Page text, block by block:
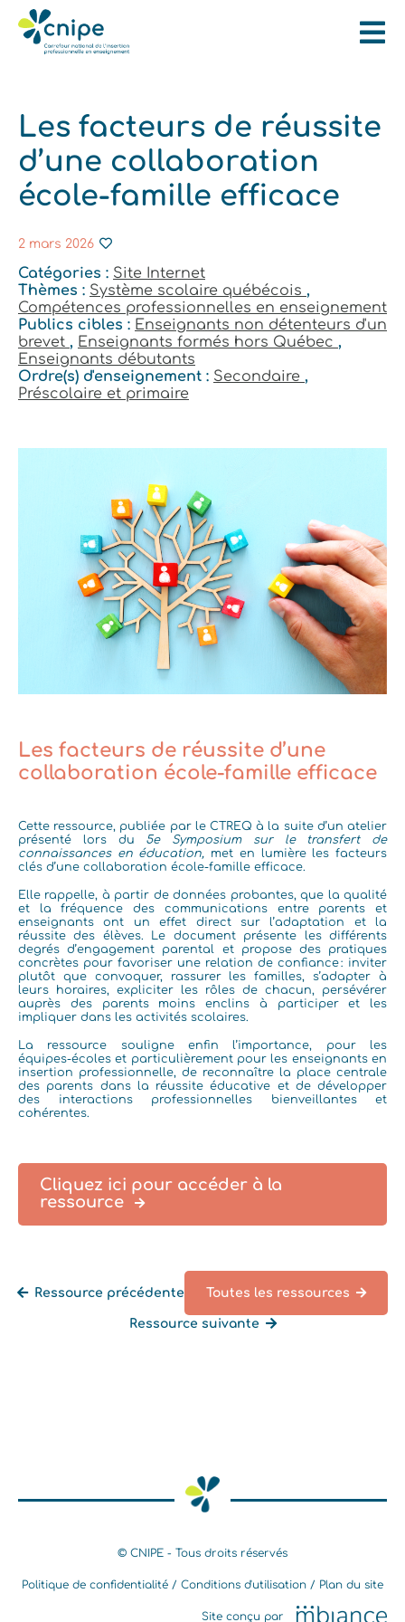
Les facteurs de réussite
d’une collaboration
école‑famille efficace
2 mars 2026
Catégories : Site Internet
Thèmes : Système scolaire québécois ,
Compétences professionnelles en enseignement
Publics cibles : Enseignants non détenteurs d'un
brevet , Enseignants formés hors Québec ,
Enseignants débutants
Ordre(s) d'enseignement : Secondaire ,
Préscolaire et primaire
Les facteurs de réussite d’une
collaboration école‑famille efficace
Cette ressource, publiée par le CTREQ à la suite d’un atelier
présenté lors du 5e Symposium sur le transfert de
connaissances en éducation, met en lumière les facteurs
clés d’une collaboration école‑famille efficace.
Elle rappelle, à partir de données probantes, que la qualité
et la fréquence des communications entre parents et
enseignants ont un effet direct sur l’adaptation et la
réussite des élèves. Le document présente les différents
degrés d’engagement parental et propose des pratiques
concrètes pour favoriser une relation de confiance : inviter
plutôt que convoquer, rassurer les familles, s’adapter à
leurs horaires, expliciter les rôles de chacun, persévérer
auprès des parents moins enclins à participer et les
impliquer dans les activités scolaires.
La ressource souligne enfin l’importance, pour les
équipes‑écoles et particulièrement pour les enseignants en
insertion professionnelle, de reconnaître la place centrale
des parents dans la réussite éducative et de développer
des interactions professionnelles bienveillantes et
cohérentes.
Cliquez ici pour accéder à la
ressource
Ressource précédente Toutes les ressources
Ressource suivante
© CNIPE - Tous droits réservés
Politique de confidentialité Conditions d'utilisation Plan du site
Site conçu par